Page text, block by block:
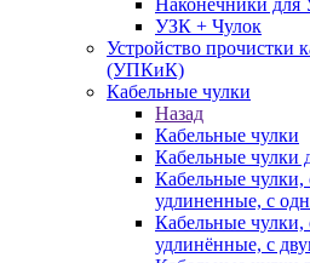
Наконечники для
УЗК + Чулок
Устройство прочистки
(УПКиК)
Кабельные чулки
Назад
Кабельные чулки
Кабельные чулки
Кабельные чулки,
удлиненные, с
Кабельные чулки,
удлинённые, с